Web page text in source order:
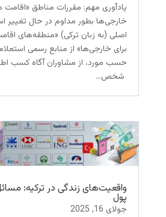
یادآوری مهم: مقررات مناطق «اقامت
خارجی‌ها بطور مداوم در حال تغییر
اصلی (به زبان ترکی) «منطقه‌های
برای خارجی‌ها» از منابع رسمی
حسب مورد، از مشاوران آگاه کسب
شخص...
واقعیت‌های زندگی در ترکیه:
پول
جولای 16, 2025